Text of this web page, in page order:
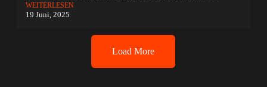
WEITERLESEN
19 Juni, 2025
Load More